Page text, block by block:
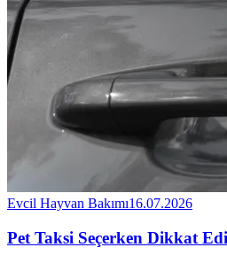
Evcil Hayvan Bakımı16.07.2026
Pet Taksi Seçerken Dikkat